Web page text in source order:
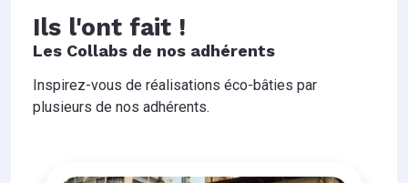
Ils l'ont fait !
Les Collabs de nos adhérents
Inspirez-vous de réalisations éco-bâties par
plusieurs de nos adhérents.